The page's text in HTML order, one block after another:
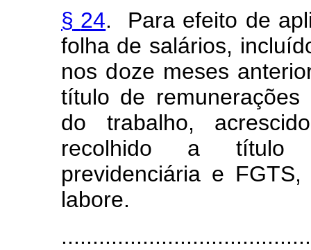
§ 24. Para efeito de
folha de salários, incluíd
nos doze meses
título de remunerações
do
trabalho, acresc
recolhido
a título
previdenciária e FGTS,
labore.